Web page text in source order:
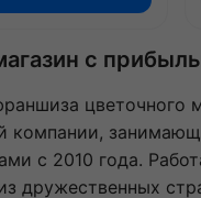
с
цветочного
компании,
с 2010 года.
дружественных